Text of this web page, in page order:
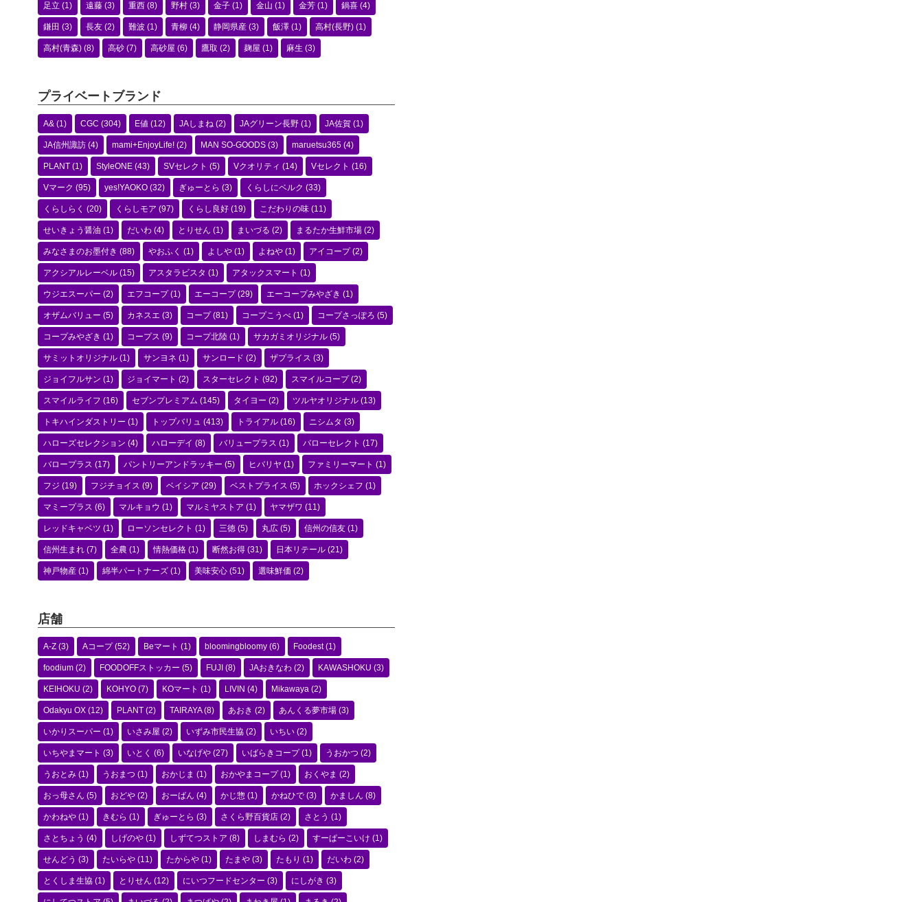
足立 (1) 遠藤 (3) 重西 (8) 野村 (3) 金子 (1) 金山 (1) 金芳 (1) 鍋喜 (4)
鎌田 (3) 長友 (2) 難波 (1) 青柳 (4) 静岡県産 (3) 飯澤 (1) 高村(長野) (1)
高村(青森) (8) 高砂 (7) 高砂屋 (6) 鷹取 (2) 麹屋 (1) 麻生 (3)
プライベートブランド
A& (1) CGC (304) E値 (12) JAしまね (2) JAグリーン長野 (1) JA佐賀 (1)
JA信州諏訪 (4) mami+EnjoyLife! (2) MAN SO-GOODS (3) maruetsu365 (4)
PLANT (1) StyleONE (43) SVセレクト (5) Vクオリティ (14) Vセレクト (16)
Vマーク (95) yes!YAOKO (32) ぎゅーとら (3) くらしにベルク (33)
くらしらく (20) くらしモア (97) くらし良好 (19) こだわりの味 (11)
せいきょう醤油 (1) だいわ (4) とりせん (1) まいづる (2) まるたか生鮮市場 (2)
みなさまのお墨付き (88) やおふく (1) よしや (1) よねや (1) アイコープ(2)
アクシアルレーベル (15) アスタラビスタ (1) アタックスマート (1)
ウジエスーパー (2) エフコープ(1) エーコープ(29) エーコープみやざき (1)
オザムバリュー (5) カネスエ (3) コープ(81) コープこうべ (1) コープさっぽろ (5)
コープみやざき (1) コープス (9) コープ北陸 (1) サカガミオリジナル (5)
サミットオリジナル (1) サンヨネ (1) サンロード (2) ザプライス (3)
ジョイフルサン (1) ジョイマート (2) スターセレクト (92) スマイルコープ(2)
スマイルライフ (16) セブンプレミアム (145) タイヨー (2) ツルヤオリジナル (13)
トキハインダストリー (1) トップバリュ (413) トライアル (16) ニシムタ (3)
ハローズセレクション (4) ハローデイ (8) バリュープラス (1) バローセレクト (17)
バロープラス (17) パントリーアンドラッキー (5) ヒバリヤ (1) ファミリーマート (1)
フジ (19) フジチョイス (9) ベイシア (29) ベストプライス (5) ホックシェフ (1)
マミープラス (6) マルキョウ (1) マルミヤストア (1) ヤマザワ (11)
レッドキャベツ (1) ローソンセレクト (1) 三徳 (5) 丸広 (5) 信州の信友 (1)
信州生まれ (7) 全農 (1) 情熱価格 (1) 断然お得 (31) 日本リテール (21)
神戸物産 (1) 綿半パートナーズ (1) 美味安心 (51) 選味鮮価 (2)
店舗
A-Z (3) Aコープ(52) Beマート (1) bloomingbloomy (6) Foodest(1)
foodium (2) FOODOFFストッカー (5) FUJI (8) JAおきなわ (2) KAWASHOKU (3)
KEIHOKU (2) KOHYO (7) KOマート (1) LIVIN (4) Mikawaya (2)
Odakyu OX (12) PLANT (2) TAIRAYA(8) あおき (2) あんくる夢市場 (3)
いかりスーパー (1) いさみ屋 (2) いずみ市民生協 (2) いちい (2)
いちやまマート (3) いとく (6) いなげや (27) いばらきコープ(1) うおかつ (2)
うおとみ (1) うおまつ (1) おかじま (1) おかやまコープ(1) おくやま (2)
おっ母さん (5) おどや (2) おーばん (4) かじ惣 (1) かねひで (3) かましん (8)
かわねや (1) きむら (1) ぎゅーとら (3) さくら野百貨店 (2) さとう (1)
さとちょう (4) しげのや (1) しずてつストア (8) しまむら (2) すーぱーこいけ (1)
せんどう (3) たいらや (11) たからや (1) たまや (3) たもり (1) だいわ (2)
とくしま生協 (1) とりせん (12) にいつフードセンター (3) にしがき (3)